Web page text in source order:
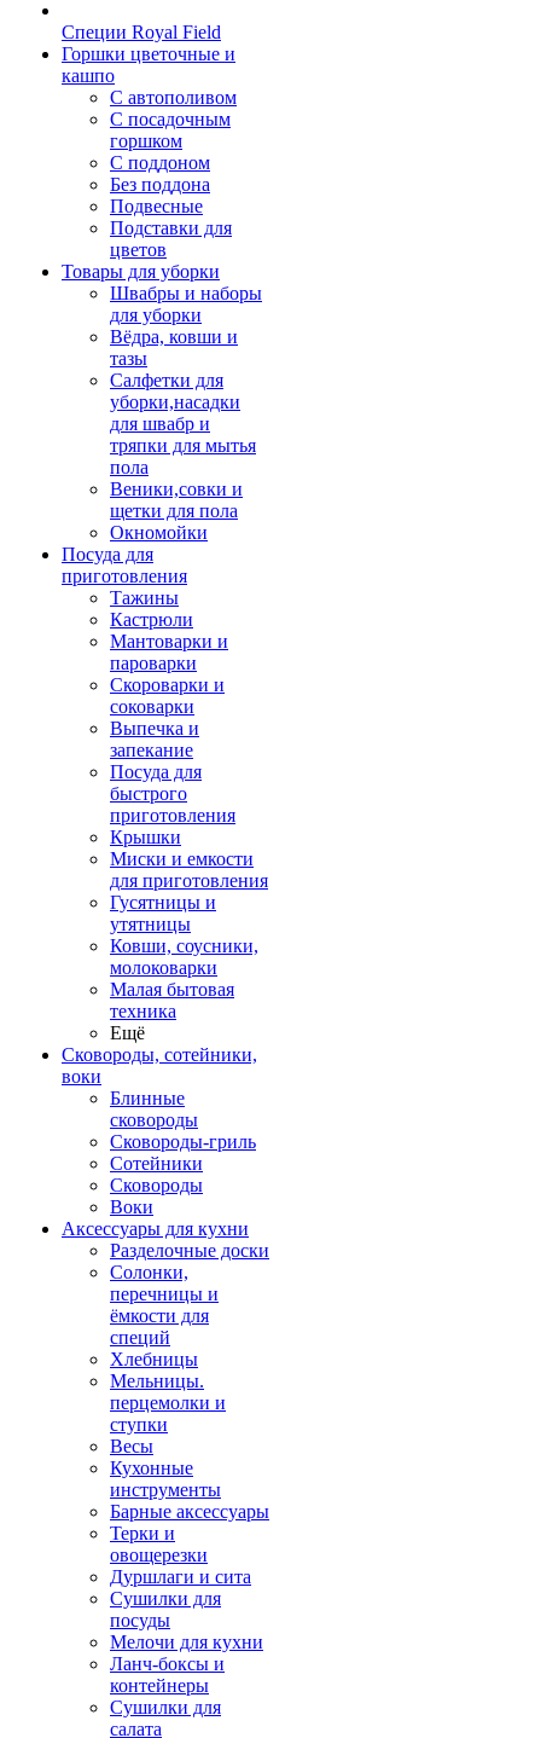
Специи Royal Field
Горшки цветочные и
кашпо
С автополивом
С посадочным
горшком
С поддоном
Без поддона
Подвесные
Подставки для
цветов
Товары для уборки
Швабры и наборы
для уборки
Вёдра, ковши и
тазы
Салфетки для
уборки,насадки
для швабр и
тряпки для мытья
пола
Веники,совки и
щетки для пола
Окномойки
Посуда для
приготовления
Тажины
Кастрюли
Мантоварки и
пароварки
Скороварки и
соковарки
Выпечка и
запекание
Посуда для
быстрого
приготовления
Крышки
Миски и емкости
для приготовления
Гусятницы и
утятницы
Ковши, соусники,
молоковарки
Малая бытовая
техника
Ещё
Сковороды, сотейники,
воки
Блинные
сковороды
Сковороды-гриль
Сотейники
Сковороды
Воки
Аксессуары для кухни
Разделочные доски
Солонки,
перечницы и
ёмкости для
специй
Хлебницы
Мельницы.
перцемолки и
ступки
Весы
Кухонные
инструменты
Барные аксессуары
Терки и
овощерезки
Дуршлаги и сита
Сушилки для
посуды
Мелочи для кухни
Ланч-боксы и
контейнеры
Сушилки для
салата